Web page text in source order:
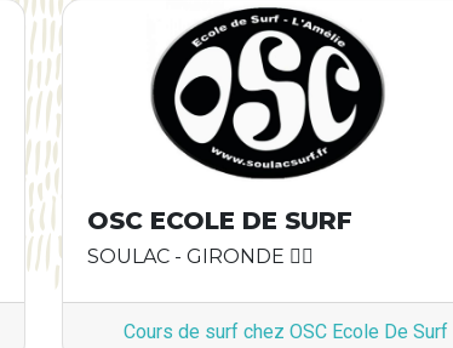
OSC ECOLE DE SURF
SOULAC - GIRONDE 🏄🏿
Cours de surf chez OSC Ecole De Surf